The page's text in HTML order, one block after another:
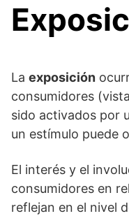
La exposición
consumidores
sido activados por
un estímulo puede
El interés y el
consumidores en
reflejan en el nivel